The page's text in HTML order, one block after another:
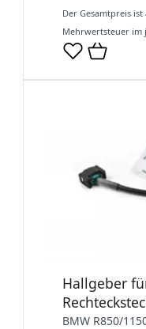
Der Gesamtpreis
Mehrwertsteuer im
Hallgeber
BMW R850/